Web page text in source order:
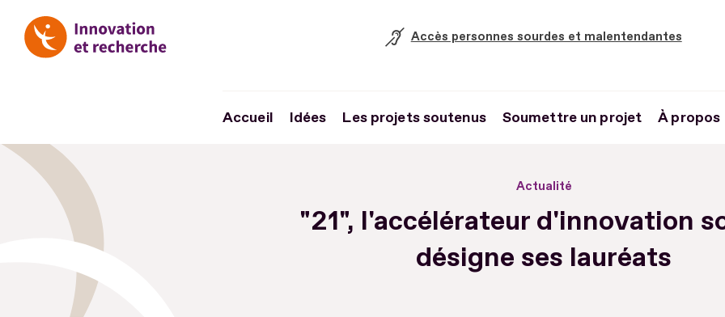
Aller
Accès personnes sourdes et malentendantes
Accueil Idées Les projets soutenus Soumettre un projet À propos
Actualité
"21", l'accélérateur d'innovation
désigne ses lauréats